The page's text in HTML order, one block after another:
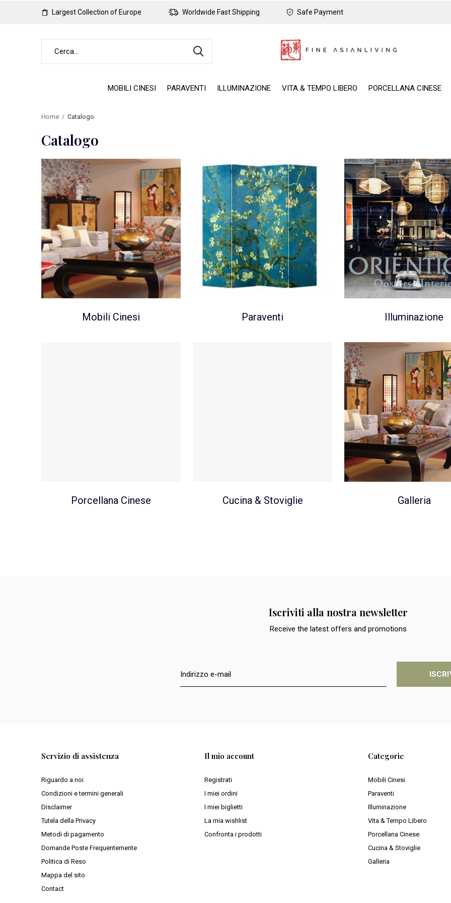
MOBILI CINESI PARAVENTI ILLUMINAZIONE VITA & TEMPO LIBERO PORCELLANA CINESE
Largest Collection of Europe Worldwide Fast Shipping Safe Payment
Home Catalogo
Catalogo
Mobili Cinesi Paraventi Illuminazione
Porcellana Cinese Cucina & Stoviglie Galleria
Iscriviti alla nostra newsletter
Receive the latest offers and promotions
Servizio di assistenza
Riguardo a noi
Condizioni e termini generali
Disclaimer
Tutela della Privacy
Metodi di pagamento
Domande Poste Frequentemente
Politica di Reso
Mappa del sito
Contact
Il mio account
Registrati
I miei ordini
I miei biglietti
La mia wishlist
Confronta i prodotti
Categorie
Mobili Cinesi
Paraventi
Illuminazione
Vita & Tempo Libero
Porcellana Cinese
Cucina & Stoviglie
Galleria